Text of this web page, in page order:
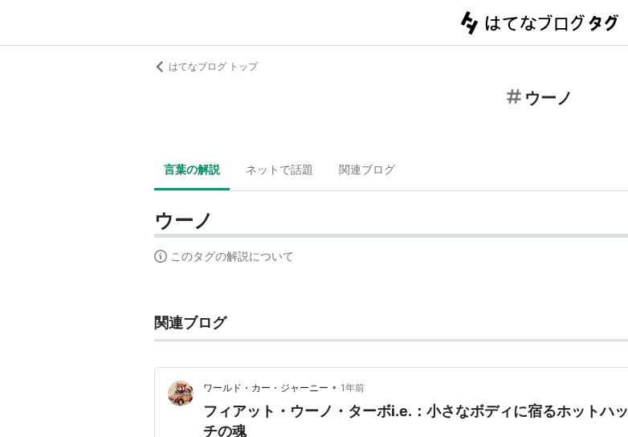
はてなブログ トップ
ウーノ
言葉の解説 ネットで話題 関連ブログ
ウーノ
このタグの解説について
関連ブログ
ワールド・カー・ジャーニー • 1年前
フィアット・ウーノ・ターボi.e.：小さなボディに宿るホットハッ
チの魂